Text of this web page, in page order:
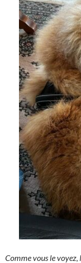
Comme vous le voyez,